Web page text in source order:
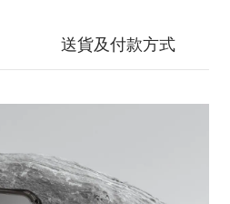
送貨及付款方式